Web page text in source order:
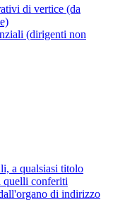
di vertice (da
(dirigenti non
a qualsiasi titolo
conferiti
di indirizzo